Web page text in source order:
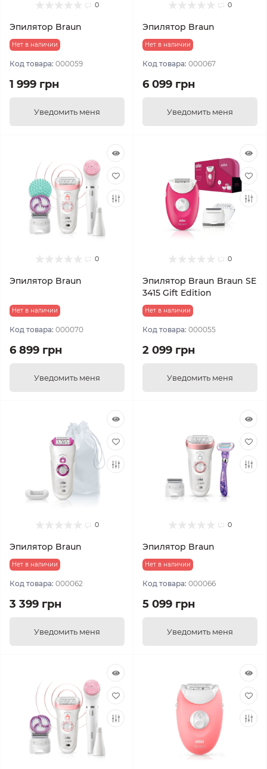
0
Эпилятор Braun
Нет в наличии
Код товара: 000059
1 999 грн
Уведомить меня
0
Эпилятор Braun
Нет в наличии
Код товара: 000067
6 099 грн
Уведомить меня
0
Эпилятор Braun
Нет в наличии
Код товара: 000070
6 899 грн
Уведомить меня
0
Эпилятор Braun Braun SE
3415 Gift Edition
Нет в наличии
Код товара: 000055
2 099 грн
Уведомить меня
0
Эпилятор Braun
Нет в наличии
Код товара: 000062
3 399 грн
Уведомить меня
0
Эпилятор Braun
Нет в наличии
Код товара: 000066
5 099 грн
Уведомить меня